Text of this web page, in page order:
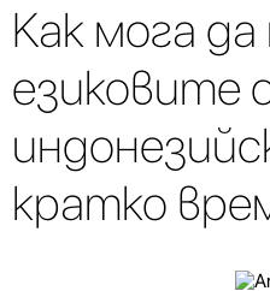
Как мога
езиковите
кратко